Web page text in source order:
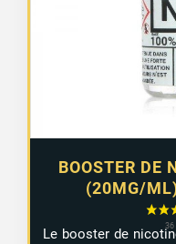
BOOSTER DE
(20MG/
Le booster de